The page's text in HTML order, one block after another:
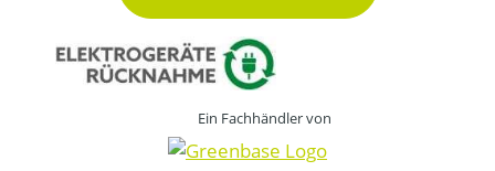
Ein Fachhändler von